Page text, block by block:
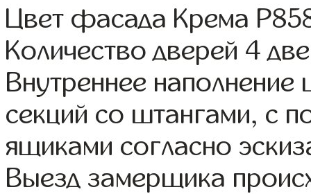
Цвет фасада Крема
Количество дверей 4
Внутреннее
секций со штангами, с
ящиками согласно
Выезд замерщика